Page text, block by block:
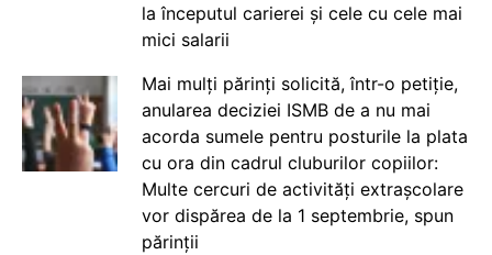
la începutul carierei și cele cu cele mai
mici salarii
Mai mulți părinți solicită, într-o petiție,
anularea deciziei ISMB de a nu mai
acorda sumele pentru posturile la plata
cu ora din cadrul cluburilor copiilor:
Multe cercuri de activități extrașcolare
vor dispărea de la 1 septembrie, spun
părinții